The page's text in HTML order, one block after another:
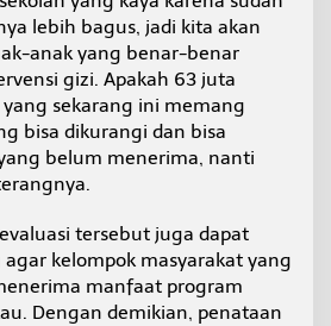
lebih bagus, jadi kita akan
anak yang benar-benar
gizi. Apakah 63 juta
sekarang ini memang
bisa dikurangi dan bisa
belum menerima, nanti
tersebut juga dapat
kelompok masyarakat yang
manfaat program
Dengan demikian, penataan